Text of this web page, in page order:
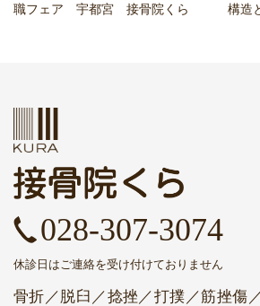
職フェア 宇都宮 接骨院くら
構造
028-307-3074
休診日はご連絡を受け付けておりません
骨折／脱臼／捻挫／打撲／筋挫傷